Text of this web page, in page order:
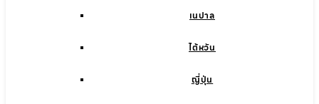
เนปาล
ไต้หวัน
ญี่ปุ่น